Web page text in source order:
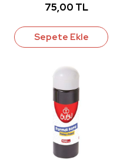
75,00 TL
Sepete Ekle